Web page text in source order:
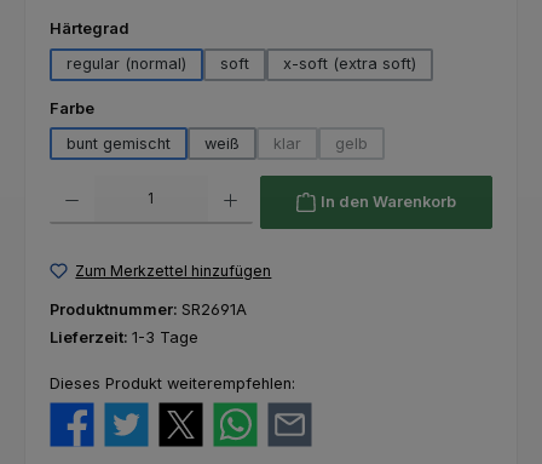
Härtegrad
regular (normal)
soft x-soft (extra soft)
Farbeauswählen
bunt gemischt
weiß klar
(Diese Option ist zurzeit nicht
gelb
(Diese Option ist zurzeit
In den Warenkorb
Zum Merkzettel hinzufügen
Produktnummer: SR2691A
Lieferzeit: 1-3 Tage
Dieses Produkt weiterempfehlen: